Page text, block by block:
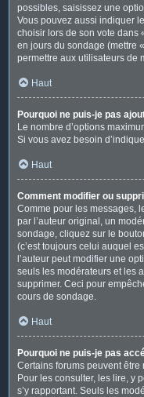
possibles, saisissez une
Vous pouvez aussi indiquer
choisir lors de son vote dans
en jours du sondage (mettre
permettre aux utilisateurs de
Haut
Pourquoi ne puis-je pas
Le nombre d’options
Si vous avez besoin
Haut
Comment modifier ou
Comme pour les messages,
par l’auteur original, un
sondage, cliquez sur le
(c’est toujours celui auquel
l’auteur peut modifier une
seuls les modérateurs et les
supprimer. Ceci pour
cours de sondage.
Haut
Pourquoi ne puis-je pas
Certains forums peuvent
Pour les consulter, les lire, y
s’y rapportant. Seuls les